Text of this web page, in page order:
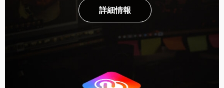
詳細情報